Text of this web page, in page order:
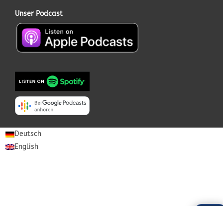
Unser Podcast
Deutsch
English